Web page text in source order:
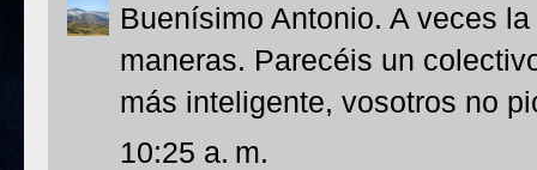
Buenísimo Antonio. A veces
maneras. Parecéis un
más inteligente, vosotros no
10:25 a. m.